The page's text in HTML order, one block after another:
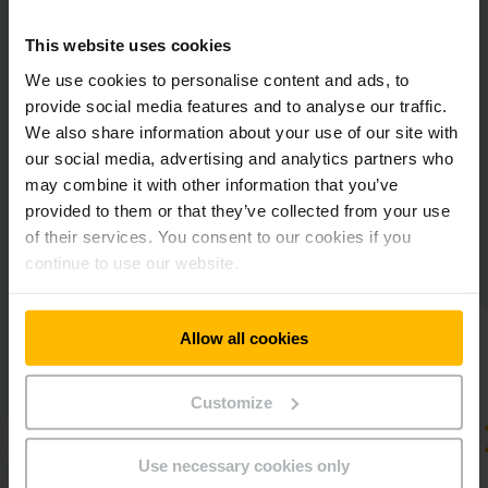
This website uses cookies
We use cookies to personalise content and ads, to
provide social media features and to analyse our traffic.
We also share information about your use of our site with
our social media, advertising and analytics partners who
may combine it with other information that you’ve
provided to them or that they’ve collected from your use
of their services. You consent to our cookies if you
continue to use our website.
Allow all cookies
Customize
Use necessary cookies only
Ako funguje poradenstvo v oblasti
materiálových tokov?
Ponúkame niekoľko možností - od úvodného globálneho
pohľadu až po podrobnejší koncept optimalizácie vášho
materiálového toku, ako aj kombináciu oboch.